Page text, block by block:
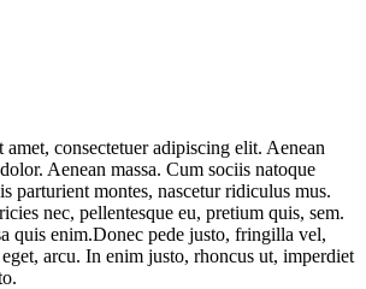
consectetuer adipiscing elit. Aenean
Aenean massa. Cum sociis natoque
parturient montes, nascetur ridiculus mus.
nec, pellentesque eu, pretium quis, sem.
quis enim.Donec pede justo, fringilla vel,
arcu. In enim justo, rhoncus ut, imperdiet